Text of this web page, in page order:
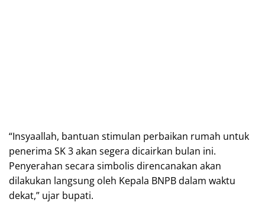
“Insyaallah, bantuan stimulan perbaikan rumah untuk
penerima SK 3 akan segera dicairkan bulan ini.
Penyerahan secara simbolis direncanakan akan
dilakukan langsung oleh Kepala BNPB dalam waktu
dekat,” ujar bupati.